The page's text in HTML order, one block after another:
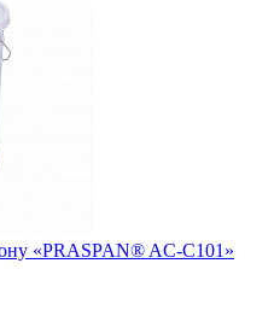
«PRASPAN® AC-C101»